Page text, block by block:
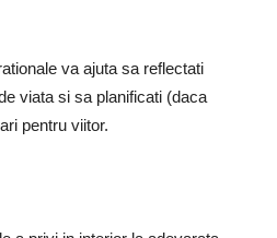
va ajuta sa reflectati
viata si sa planificati (daca
pentru viitor.